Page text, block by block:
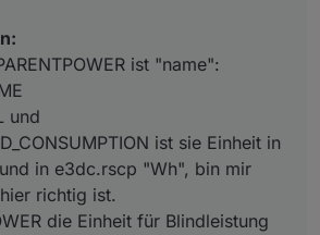
richtig ist.
die Einheit für Blindleistung ist
ist "name":
und
ist sie Einheit in
in e3dc.rscp "Wh", bin mir
richtig ist.
die Einheit für Blindleistung